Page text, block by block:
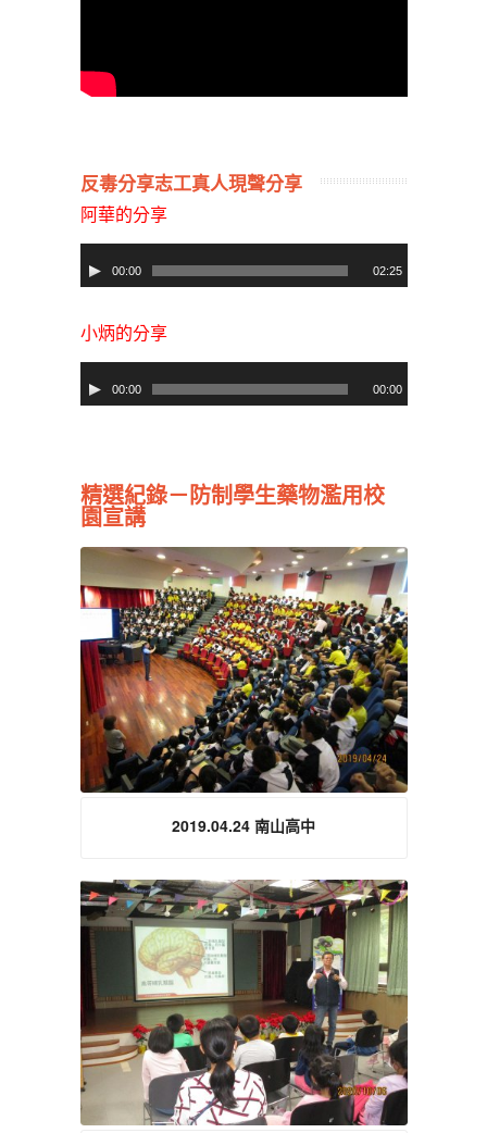
反毒分享志工真人現聲分享
阿華的分享
音
播
器
00:00 02:25
小炳的分享
音
放
器
00:00 00:00
精選紀錄－防制學生藥物濫用校
園宣講
2019.04.24 南山高中